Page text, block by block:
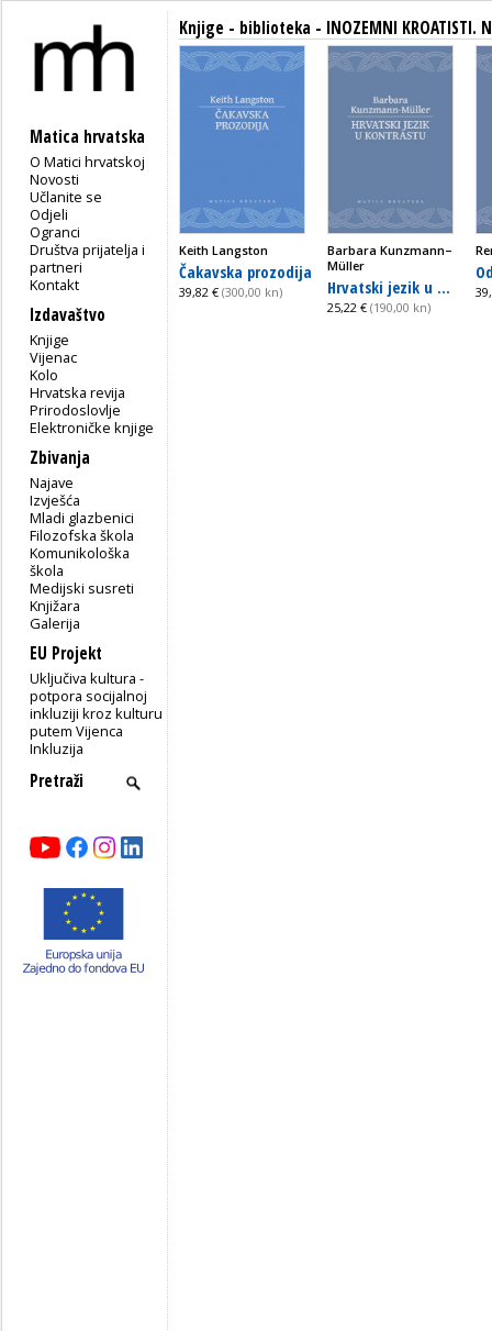
Matica hrvatska
O Matici hrvatskoj
Novosti
Učlanite se
Odjeli
Ogranci
Društva prijatelja i
partneri
Kontakt
Izdavaštvo
Knjige
Vijenac
Kolo
Hrvatska revija
Prirodoslovlje
Elektroničke knjige
Zbivanja
Najave
Izvješća
Mladi glazbenici
Filozofska škola
Komunikološka
škola
Medijski susreti
Knjižara
Galerija
EU Projekt
Uključiva kultura -
potpora socijalnoj
inkluziji kroz kulturu
putem Vijenca
Inkluzija
Knjige - biblioteka - INOZEMNI KROATISTI.
Keith Langston
Čakavska prozodija
39,82 € (300,00 kn)
Barbara Kunzmann–
Müller
Hrvatski jezik u ...
25,22 € (190,00 kn)